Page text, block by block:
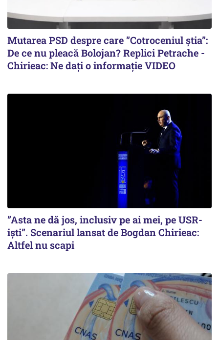
Mutarea PSD despre care ”Cotroceniul știa”:
De ce nu pleacă Bolojan? Replici Petrache -
Chirieac: Ne dați o informație VIDEO
”Asta ne dă jos, inclusiv pe ai mei, pe USR-
iști”. Scenariul lansat de Bogdan Chirieac:
Altfel nu scapi